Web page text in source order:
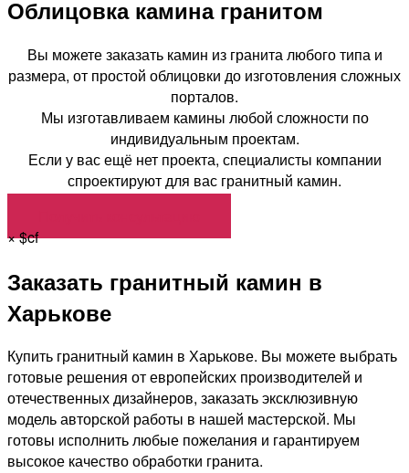
Облицовка камина гранитом
Вы можете заказать камин из гранита любого типа и
размера, от простой облицовки до изготовления сложных
порталов.
Мы изготавливаем камины любой сложности по
индивидуальным проектам.
Если у вас ещё нет проекта, специалисты компании
спроектируют для вас гранитный камин.
×$cf
Заказать гранитный камин в
Харькове
Купить гранитный камин в Харькове. Вы можете выбрать
готовые решения от европейских производителей и
отечественных дизайнеров, заказать эксклюзивную
модель авторской работы в нашей мастерской. Мы
готовы исполнить любые пожелания и гарантируем
высокое качество обработки гранита.